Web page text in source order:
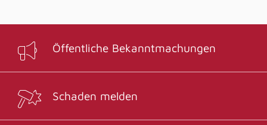
Öffentliche Bekanntmachungen
Schaden melden